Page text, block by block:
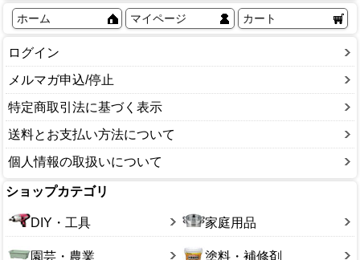
その他
食器(猫)
消臭剤・除菌剤
部分ケア（耳・目・肉球）
その他
小動物用品
水槽用品
昆虫飼育セット
飼育ケース
虫かご・飼育ケース
登り木
鈴虫用品
その他
ペットベッド
ホーム マイページ カート
ログイン
メルマガ申込/停止
特定商取引法に基づく表示
送料とお支払い方法について
個人情報の取扱いについて
ショップカテゴリ
DIY・工具 家庭用品
園芸・農業 塗料・補修剤